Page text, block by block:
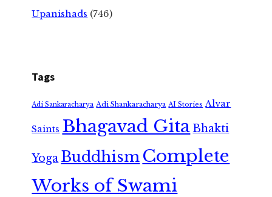
Upanishads (746)
Tags
Adi Sankaracharya Adi Shankaracharya AI Stories Alvar
Saints Bhagavad GitaBhakti
Yoga Buddhism Complete
Works of Swami